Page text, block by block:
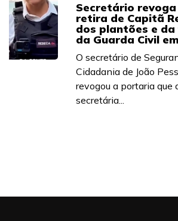
Secretário
retira de Capitã
dos plantões e
da Guarda Civil
O secretário de
Cidadania de João
revogou a portaria que
secretária...